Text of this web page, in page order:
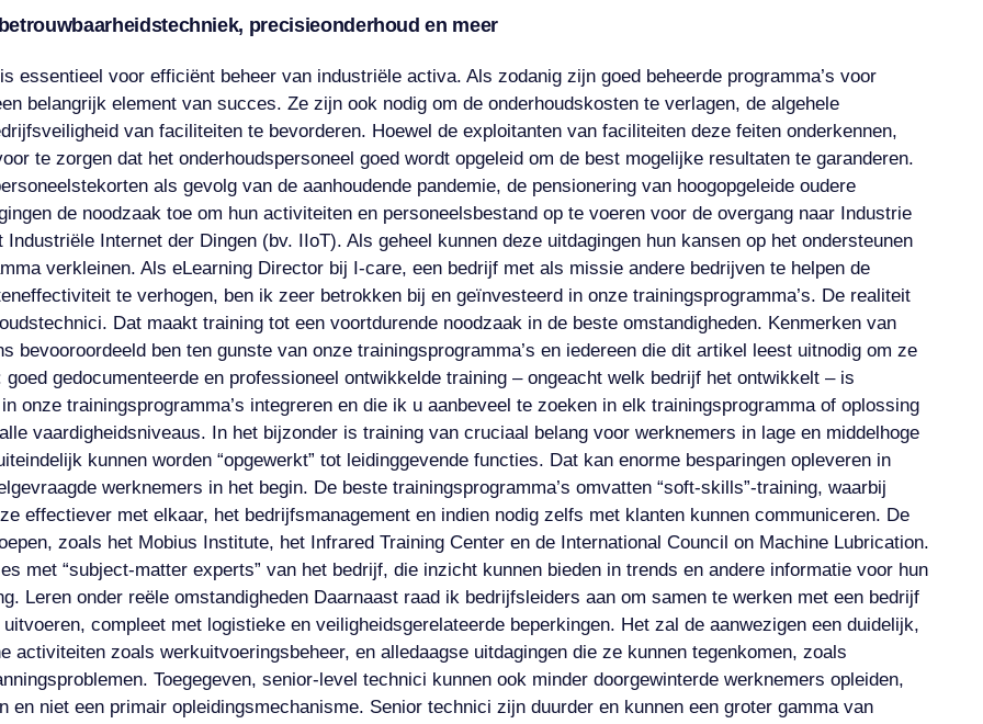
precisieonderhoud en meer
essentieel voor efficiënt beheer van industriële activa. Als zodanig zijn goed beheerde programma’s voor
belangrijk element van succes. Ze zijn ook nodig om de onderhoudskosten te verlagen, de algehele
van faciliteiten te bevorderen. Hoewel de exploitanten van faciliteiten deze feiten onderkennen,
te zorgen dat het onderhoudspersoneel goed wordt opgeleid om de best mogelijke resultaten te garanderen.
als gevolg van de aanhoudende pandemie, de pensionering van hoogopgeleide oudere
de noodzaak toe om hun activiteiten en personeelsbestand op te voeren voor de overgang naar Industrie
Internet der Dingen (bv. IIoT). Als geheel kunnen deze uitdagingen hun kansen op het ondersteunen
verkleinen. Als eLearning Director bij I-care, een bedrijf met als missie andere bedrijven te helpen de
te verhogen, ben ik zeer betrokken bij en geïnvesteerd in onze trainingsprogramma’s. De realiteit
Dat maakt training tot een voortdurende noodzaak in de beste omstandigheden. Kenmerken van
bevooroordeeld ben ten gunste van onze trainingsprogramma’s en iedereen die dit artikel leest uitnodig om ze
gedocumenteerde en professioneel ontwikkelde training – ongeacht welk bedrijf het ontwikkelt – is
onze trainingsprogramma’s integreren en die ik u aanbeveel te zoeken in elk trainingsprogramma of oplossing
vaardigheidsniveaus. In het bijzonder is training van cruciaal belang voor werknemers in lage en middelhoge
kunnen worden “opgewerkt” tot leidinggevende functies. Dat kan enorme besparingen opleveren in
werknemers in het begin. De beste trainingsprogramma’s omvatten “soft-skills”-training, waarbij
effectiever met elkaar, het bedrijfsmanagement en indien nodig zelfs met klanten kunnen communiceren. De
zoals het Mobius Institute, het Infrared Training Center en de International Council on Machine Lubrication.
met “subject-matter experts” van het bedrijf, die inzicht kunnen bieden in trends en andere informatie voor hun
Leren onder reële omstandigheden Daarnaast raad ik bedrijfsleiders aan om samen te werken met een bedrijf
compleet met logistieke en veiligheidsgerelateerde beperkingen. Het zal de aanwezigen een duidelijk,
activiteiten zoals werkuitvoeringsbeheer, en alledaagse uitdagingen die ze kunnen tegenkomen, zoals
Toegegeven, senior-level technici kunnen ook minder doorgewinterde werknemers opleiden,
en niet een primair opleidingsmechanisme. Senior technici zijn duurder en kunnen een groter gamma van